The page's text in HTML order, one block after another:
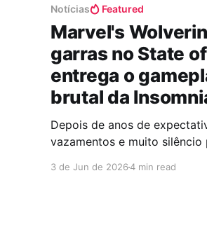
Notícias Featured
Marvel's
garras no State
entrega o
brutal da
Depois de anos de
vazamentos e muito
3 de Jun de 20264 min read